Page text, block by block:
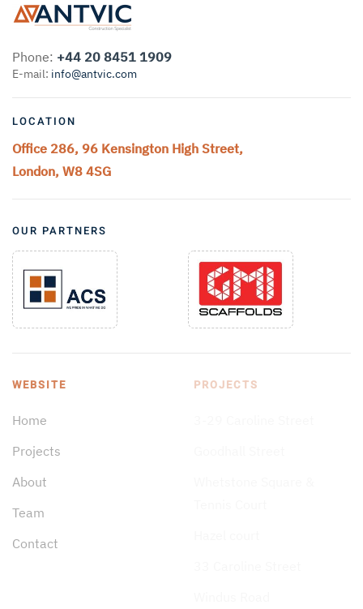
Phone: +44 20 8451 1909
E-mail: info@antvic.com
LOCATION
Office 286, 96 Kensington High Street,
London, W8 4SG
OUR PARTNERS
WEBSITE
Home
Projects
About
Team
Contact
PROJECTS